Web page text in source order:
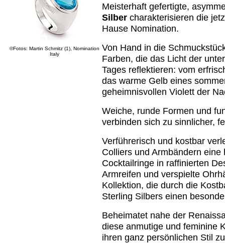
©Fotos: Martin Schmitz (1), Nomination
Italy
Meisterhaft gefertigte,
Silbercharakterisieren die
Hause Nomination.
Von Hand in die
Farben, die das Licht der
Tages reflektieren: vom
das warme Gelb eines
geheimnisvollen Violett der
Weiche, runde Formen und
verbinden sich zu sinnlicher,
Verführerisch und kostbar
Colliers und Armbändern
Cocktailringe in raffinierten
Armreifen und verspielte
Kollektion, die durch die
Sterling Silbers einen
Beheimatet nahe der
diese anmutige und feminine
ihren ganz persönlichen Stil